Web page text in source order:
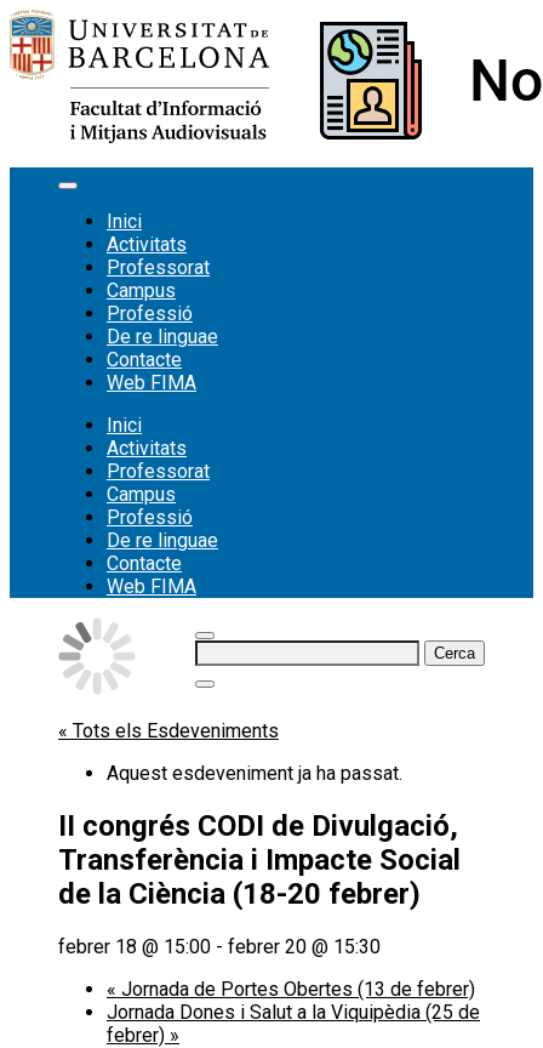
Vés
al
contingut
Inici
Activitats
Professorat
Campus
Professió
De re linguae
Contacte
Web FIMA
Inici
Activitats
Professorat
Campus
Professió
De re linguae
Contacte
Web FIMA
Cerca:
« Tots els Esdeveniments
Aquest esdeveniment ja ha passat.
II congrés CODI de Divulgació,
Transferència i Impacte Social
de la Ciència (18-20 febrer)
febrer 18 @ 15:00 - febrer 20 @ 15:30
« Jornada de Portes Obertes (13 de febrer)
Jornada Dones i Salut a la Viquipèdia (25 de
febrer) »